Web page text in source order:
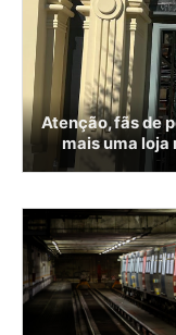
Atenção, fãs de
mais uma loja